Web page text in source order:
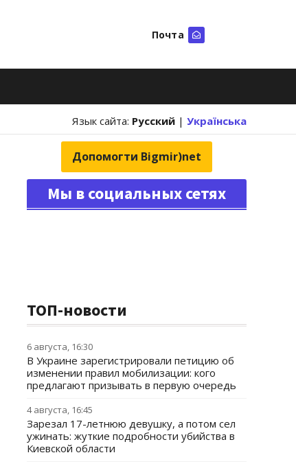
Почта
Язык сайта: Русский | Українська
Допомогти Bigmir)net
Мы в социальных сетях
ТОП-новости
6 августа, 16:30
В Украине зарегистрировали петицию об
изменении правил мобилизации: кого
предлагают призывать в первую очередь
4 августа, 16:45
Зарезал 17-летнюю девушку, а потом сел
ужинать: жуткие подробности убийства в
Киевской области